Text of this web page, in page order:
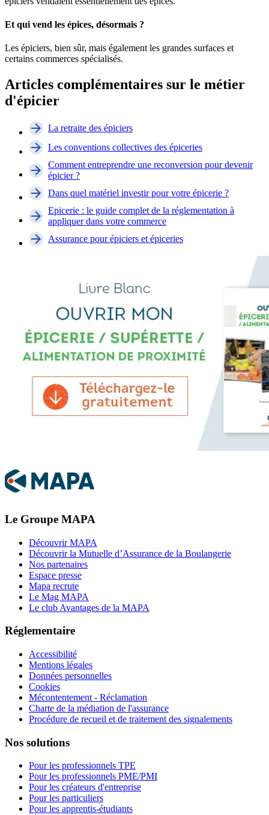
Et qui vend les épices, désormais ?
Les épiciers, bien sûr, mais également les grandes surfaces et
certains commerces spécialisés.
Articles complémentaires sur le métier
d'épicier
La retraite des épiciers
Les conventions collectives des épiceries
Comment entreprendre une reconversion pour devenir
épicier ?
Dans quel matériel investir pour votre épicerie ?
Epicerie : le guide complet de la réglementation à
appliquer dans votre commerce
Assurance pour épiciers et épiceries
Le Groupe MAPA
Découvrir MAPA
Découvrir la Mutuelle d’Assurance de la Boulangerie
Nos partenaires
Espace presse
Mapa recrute
Le Mag MAPA
Le club Avantages de la MAPA
Réglementaire
Accessibilité
Mentions légales
Données personnelles
Cookies
Mécontentement - Réclamation
Charte de la médiation de l'assurance
Procédure de recueil et de traitement des signalements
Nos solutions
Pour les professionnels TPE
Pour les professionnels PME/PMI
Pour les créateurs d'entreprise
Pour les particuliers
Pour les apprentis-étudiants